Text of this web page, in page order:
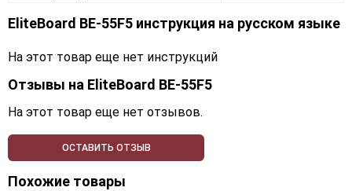
EliteBoard BE-55F5 инструкция на русском языке
На этот товар еще нет инструкций
Отзывы на EliteBoard BE-55F5
На этот товар еще нет отзывов.
ОСТАВИТЬ ОТЗЫВ
Похожие товары